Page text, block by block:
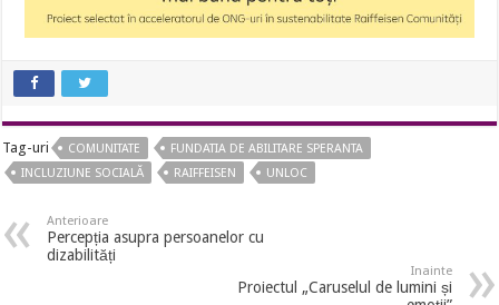
Tag-uri COMUNITATE
FUNDATIA DE ABILITARE SPERANTA
INCLUZIUNE SOCIALĂ
RAIFFEISEN UNLOC
Anterioare
Percepția asupra persoanelor cu
dizabilități
Inainte
Proiectul „Caruselul de lumini și